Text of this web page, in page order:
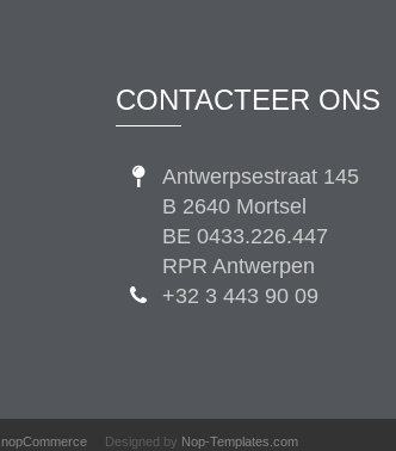
CONTACTEER ONS
Antwerpsestraat 145
B 2640 Mortsel
BE 0433.226.447
RPR Antwerpen
+32 3 443 90 09
nopCommerce Designed by Nop-Templates.com